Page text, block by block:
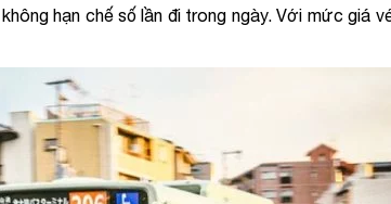
hạn chế số lần đi trong ngày. Với mức giá